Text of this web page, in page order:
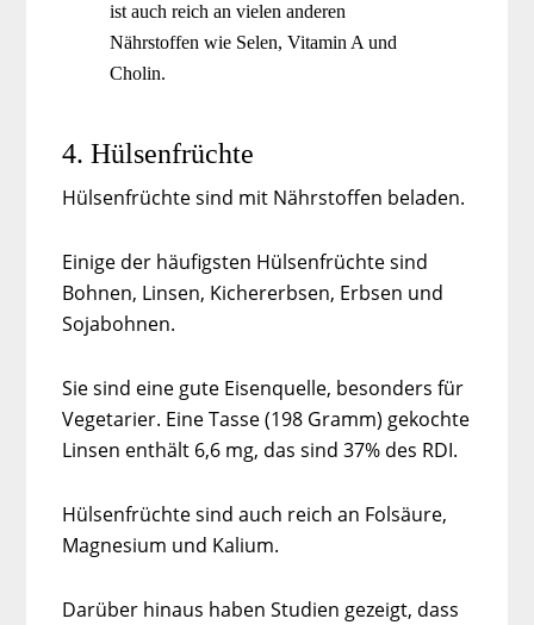
ist auch reich an vielen anderen
Nährstoffen wie Selen, Vitamin A und
Cholin.
4. Hülsenfrüchte
Hülsenfrüchte sind mit Nährstoffen beladen.
Einige der häufigsten Hülsenfrüchte sind
Bohnen, Linsen, Kichererbsen, Erbsen und
Sojabohnen.
Sie sind eine gute Eisenquelle, besonders für
Vegetarier. Eine Tasse (198 Gramm) gekochte
Linsen enthält 6,6 mg, das sind 37% des RDI.
Hülsenfrüchte sind auch reich an Folsäure,
Magnesium und Kalium.
Darüber hinaus haben Studien gezeigt, dass